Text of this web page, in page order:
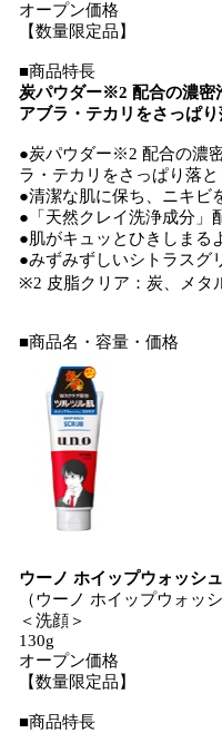
オープン価格
【数量限定品】
■商品特長
炭パウダー※2 配合の濃密
アブラ・テカリをさっぱ
●炭パウダー※2 配合の濃
ラ・テカリをさっぱり落
●清潔な肌に保ち、ニキビ
●「天然クレイ洗浄成分」
●肌がキュッとひきしまる
●みずみずしいシトラスグ
※2 皮脂クリア：炭、メタ
■商品名・容量・価格
ウーノ ホイップウォッシ
（ウーノ ホイップウォッ
＜洗顔＞
130g
オープン価格
【数量限定品】
■商品特長